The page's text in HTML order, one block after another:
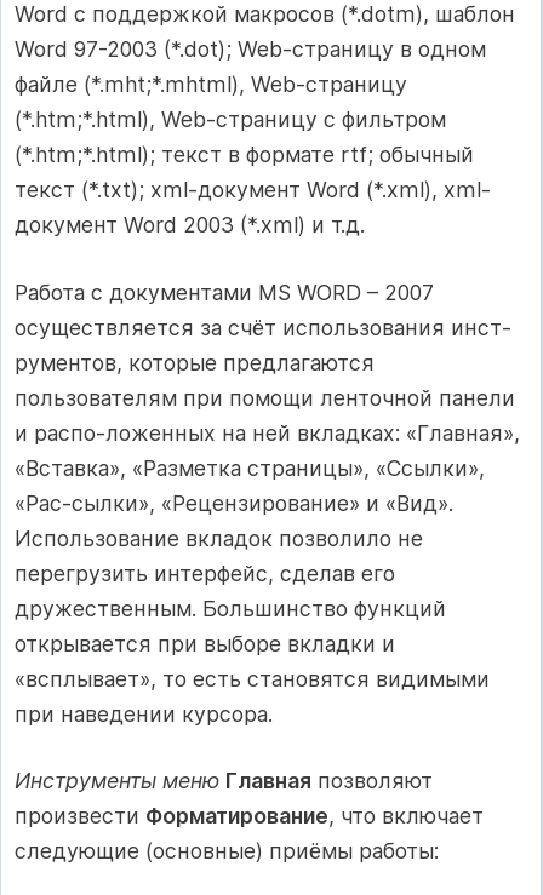
Word с поддержкой макросов (*.dotm), шаблон
Word 97-2003 (*.dot); Web-страницу в одном
файле (*.mht;*.mhtml), Web-страницу
(*.htm;*.html), Web-страницу c фильтром
(*.htm;*.html); текст в формате rtf; обычный
текст (*.txt); xml-документ Word (*.xml), xml-
документ Word 2003 (*.xml) и т.д.
Работа с документами MS WORD – 2007
осуществляется за счёт использования инст-
рументов, которые предлагаются
пользователям при помощи ленточной панели
и распо-ложенных на ней вкладках: «Главная»,
«Вставка», «Разметка страницы», «Ссылки»,
«Рас-сылки», «Рецензирование» и «Вид».
Использование вкладок позволило не
перегрузить интерфейс, сделав его
дружественным. Большинство функций
открывается при выборе вкладки и
«всплывает», то есть становятся видимыми
при наведении курсора.
Инструменты меню Главная позволяют
произвести Форматирование, что включает
следующие (основные) приёмы работы: